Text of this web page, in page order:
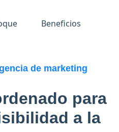
Beneficios
de marketing
para
a la